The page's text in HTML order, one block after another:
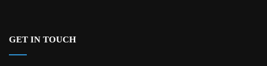
GET IN TOUCH